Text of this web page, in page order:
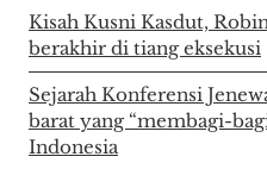
Kisah Kusni Kasdut,
berakhir di tiang eksekusi
Sejarah Konferensi
barat yang “membagi-
Indonesia